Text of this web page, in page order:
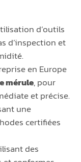
d’outils
d’inspection et
en Europe
mérule, pour
et précise.
une
certifiées
des